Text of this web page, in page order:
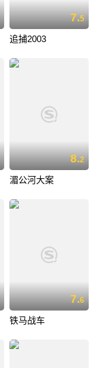
7.5
追捕2003
8.2
湄公河大案
7.6
铁马战车